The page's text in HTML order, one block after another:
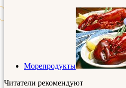
Морепродукты
Читатели рекомендуют